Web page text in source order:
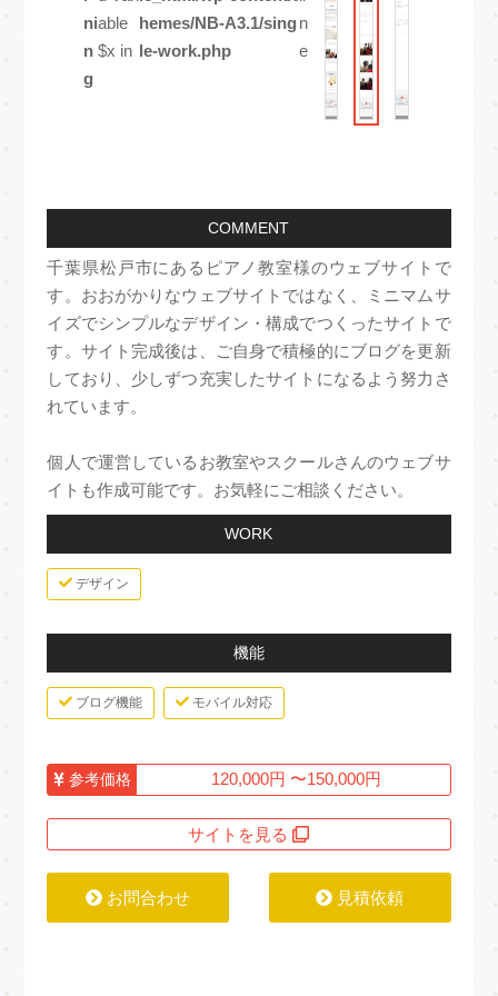
ni
n
g
able
$x in
hemes/NB-A3.1/sing
le-work.php
n
e
COMMENT
千葉県松戸市にあるピアノ教室様のウェブサイトで
す。おおがかりなウェブサイトではなく、ミニマムサ
イズでシンプルなデザイン・構成でつくったサイトで
す。サイト完成後は、ご自身で積極的にブログを更新
しており、少しずつ充実したサイトになるよう努力さ
れています。
個人で運営しているお教室やスクールさんのウェブサ
イトも作成可能です。お気軽にご相談ください。
WORK
デザイン
機能
ブログ機能 モバイル対応
参考価格 120,000円 〜150,000円
サイトを見る
お問合わせ 見積依頼